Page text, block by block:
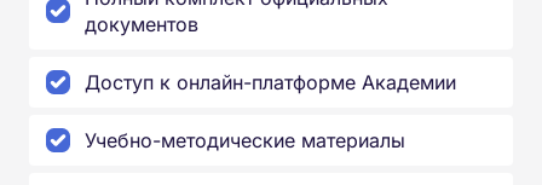
документов
Доступ к онлайн-платформе Академии
Учебно-методические материалы